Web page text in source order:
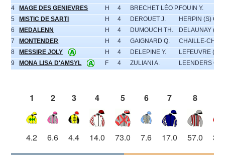
4
MAGE DES GENIEVRES H 4 BRECHET LÉO P.FOUIN Y.
5
MISTIC DE SARTI H 4 DEROUET J.
HERPIN (S) CH.
6
MEDALENN H 4 DUMOUCH TH.
DELAUNAY (S)
7
MONTENDER H 4 GAIGNARD Q.
CHAILLE-
8
MESSIRE JOLY H 4 DELEPINE Y.
LEFEUVRE (S)
9
MONA LISA D'AMSYL F 4 ZULIANI A. LEENDERS
1 2 3 4 5 6 7 8
4.2 6.6 4.4 14.0 73.0 7.6 17.0 57.0 3.7